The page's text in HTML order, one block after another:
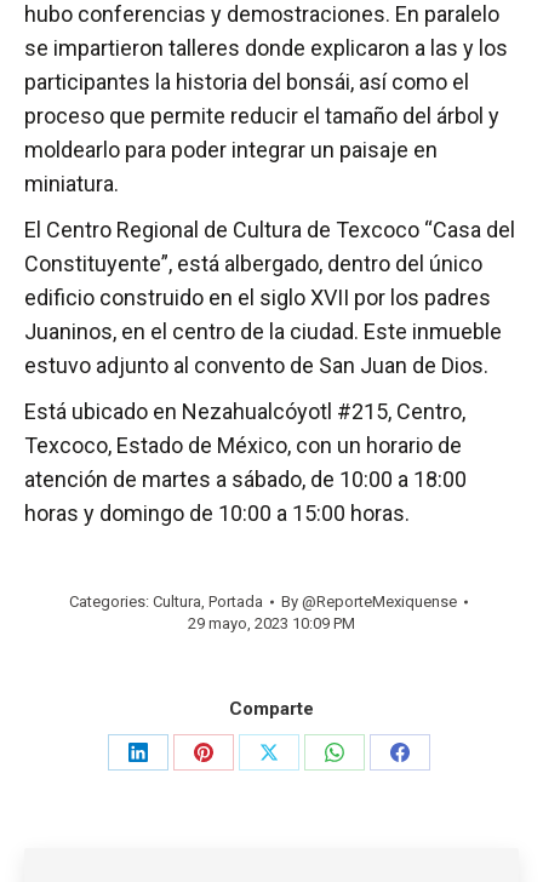
hubo conferencias y demostraciones. En paralelo
se impartieron talleres donde explicaron a las y los
participantes la historia del bonsái, así como el
proceso que permite reducir el tamaño del árbol y
moldearlo para poder integrar un paisaje en
miniatura.
El Centro Regional de Cultura de Texcoco “Casa del
Constituyente”, está albergado, dentro del único
edificio construido en el siglo XVII por los padres
Juaninos, en el centro de la ciudad. Este inmueble
estuvo adjunto al convento de San Juan de Dios.
Está ubicado en Nezahualcóyotl #215, Centro,
Texcoco, Estado de México, con un horario de
atención de martes a sábado, de 10:00 a 18:00
horas y domingo de 10:00 a 15:00 horas.
Categories: Cultura, Portada By @ReporteMexiquense
29 mayo, 2023 10:09 PM
Comparte
Share
Share
Share
Share
Share